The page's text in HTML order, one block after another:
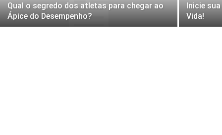
Qual o segredo dos atletas para chegar ao
Ápice do Desempenho?
Inicie
Vida!